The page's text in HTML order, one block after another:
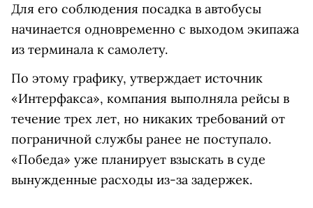
Для его соблюдения посадка в автобусы
начинается одновременно с выходом экипажа
из терминала к самолету.
По этому графику, утверждает источник
«Интерфакса», компания выполняла рейсы в
течение трех лет, но никаких требований от
пограничной службы ранее не поступало.
«Победа» уже планирует взыскать в суде
вынужденные расходы из-за задержек.